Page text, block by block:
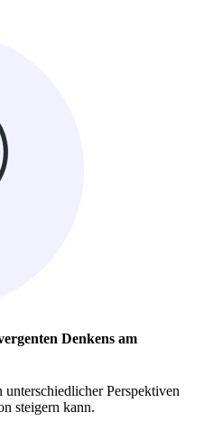
Denkens am
Perspektiven
steigern kann.